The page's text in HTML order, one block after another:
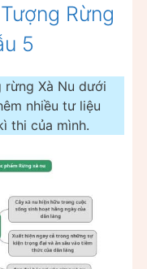
Rừng
5
Xà Nu dưới
nhiều tư liệu
thi của mình.